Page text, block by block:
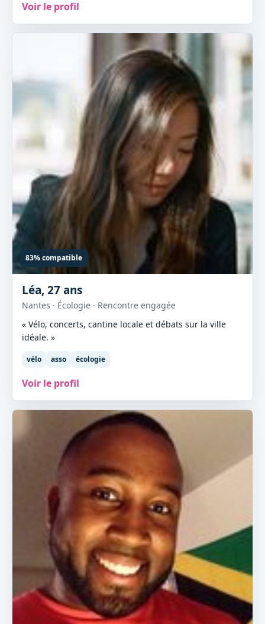
Voir le profil
83% compatible
Léa, 27 ans
Nantes · Écologie · Rencontre engagée
« Vélo, concerts, cantine locale et débats sur la ville
idéale. »
vélo asso écologie
Voir le profil